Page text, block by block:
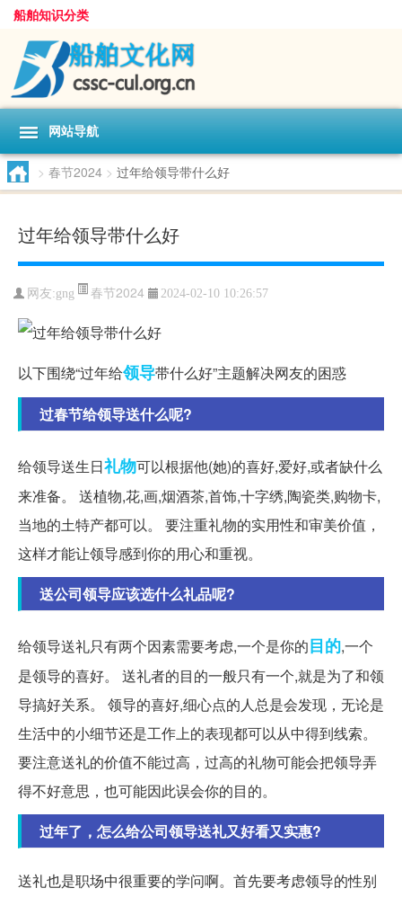
船舶知识分类
网站导航
> 春节2024 > 过年给领导带什么好
过年给领导带什么好
网友:gng 春节2024 2024-02-10 10:26:57
以下围绕“过年给领导带什么好”主题解决网友的困惑
过春节给领导送什么呢?
给领导送生日礼物可以根据他(她)的喜好,爱好,或者缺什么
来准备。 送植物,花,画,烟酒茶,首饰,十字绣,陶瓷类,购物卡,
当地的土特产都可以。 要注重礼物的实用性和审美价值，
这样才能让领导感到你的用心和重视。
送公司领导应该选什么礼品呢?
给领导送礼只有两个因素需要考虑,一个是你的目的,一个
是领导的喜好。 送礼者的目的一般只有一个,就是为了和领
导搞好关系。 领导的喜好,细心点的人总是会发现，无论是
生活中的小细节还是工作上的表现都可以从中得到线索。
要注意送礼的价值不能过高，过高的礼物可能会把领导弄
得不好意思，也可能因此误会你的目的。
过年了，怎么给公司领导送礼又好看又实惠?
送礼也是职场中很重要的学问啊。首先要考虑领导的性别